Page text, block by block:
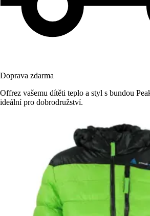
Doprava zdarma
Offrez vašemu dítěti teplo a styl s bundou
ideální pro dobrodružství.